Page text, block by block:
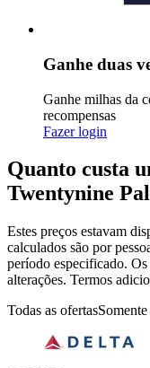
Ganhe duas
Ganhe milhas da
recompensas
Fazer login
Quanto custa
Twentynine
Estes preços estavam
calculados são por
período especificado.
alterações. Termos
Todas as ofertas